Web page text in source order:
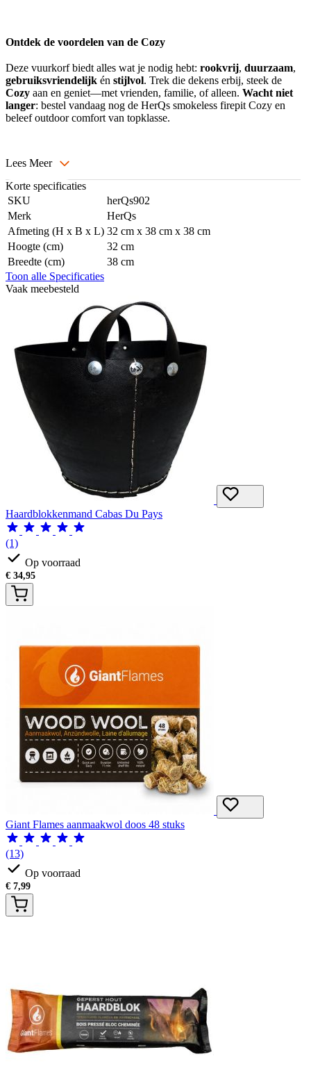
Ontdek de voordelen van de Cozy
Deze vuurkorf biedt alles wat je nodig hebt: rookvrij, duurzaam,
gebruiksvriendelijk én stijlvol. Trek die dekens erbij, steek de
Cozy aan en geniet—met vrienden, familie, of alleen. Wacht niet
langer: bestel vandaag nog de HerQs smokeless firepit Cozy en
beleef outdoor comfort van topklasse.
Lees Meer
Korte specificaties
SKU
herQs902
Merk
HerQs
Afmeting (H x B x L) 32 cm x 38 cm x 38 cm
Hoogte (cm)
32 cm
Breedte (cm)
38 cm
Toon alle Specificaties
Vaak meebesteld
Haardblokkenmand Cabas Du Pays
(1)
Op voorraad
€ 34,95
Giant Flames aanmaakwol doos 48 stuks
(13)
Op voorraad
€ 7,99